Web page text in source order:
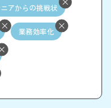
アからの挑戦状
業務効率化